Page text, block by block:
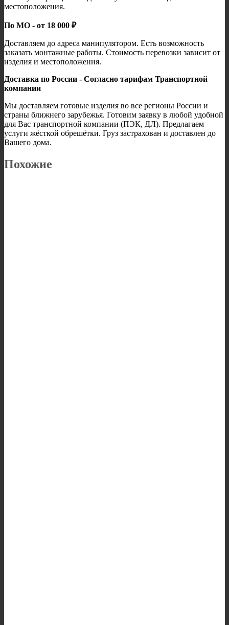
местоположения.
По МО - от 18 000 ₽
Доставляем до адреса манипулятором. Есть возможность
заказать монтажные работы. Стоимость перевозки зависит от
изделия и местоположения.
Доставка по России - Согласно тарифам Транспортной
компании
Мы доставляем готовые изделия во все регионы России и
страны ближнего зарубежья. Готовим заявку в любой удобной
для Вас транспортной компании (ПЭК, ДЛ). Предлагаем
услуги жёсткой обрешётки. Груз застрахован и доставлен до
Вашего дома.
Похожие